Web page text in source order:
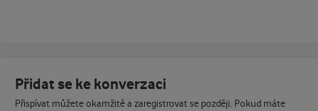
Přidat se ke konverzaci
Přispívat můžete okamžitě a zaregistrovat se později. Pokud máte